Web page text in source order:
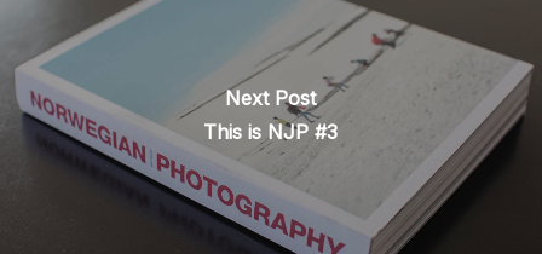
Next Post
This is NJP #3